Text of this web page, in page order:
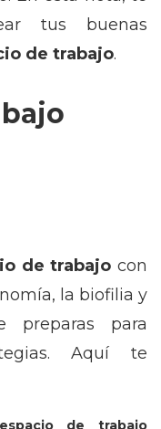
tus buenas
de trabajo.
de trabajo con
la biofilia y
preparas para
Aquí te
espacio de trabajo